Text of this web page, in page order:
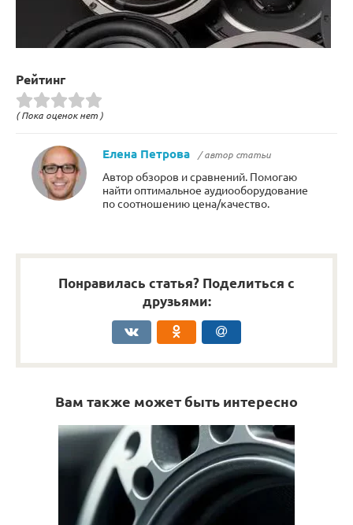
Рейтинг
( Пока оценок нет )
Елена Петрова / автор статьи
Автор обзоров и сравнений. Помогаю
найти оптимальное аудиооборудование
по соотношению цена/качество.
Понравилась статья? Поделиться с
друзьями:
Вам также может быть интересно